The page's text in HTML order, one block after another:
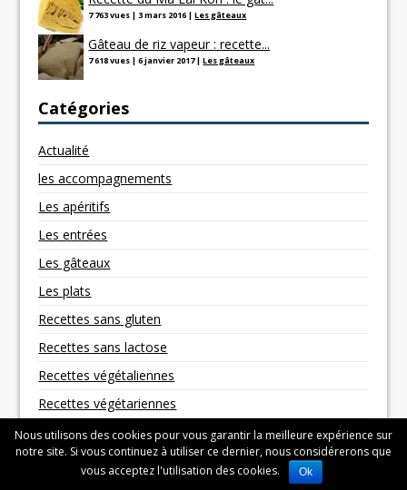
7 763 vues |3 mars 2016 |Les gâteaux
Gâteau de riz vapeur : recette...
7 618 vues |6 janvier 2017|Les gâteaux
Catégories
Actualité
les accompagnements
Les apéritifs
Les entrées
Les gâteaux
Les plats
Recettes sans gluten
Recettes sans lactose
Recettes végétaliennes
Recettes végétariennes
Copyright © 2026
Nous utilisons des cookies pour vous garantir la meilleure expérience sur
notre site. Si vous continuez à utiliser ce dernier, nous considérerons que
vous acceptez l'utilisation des cookies.
Ok